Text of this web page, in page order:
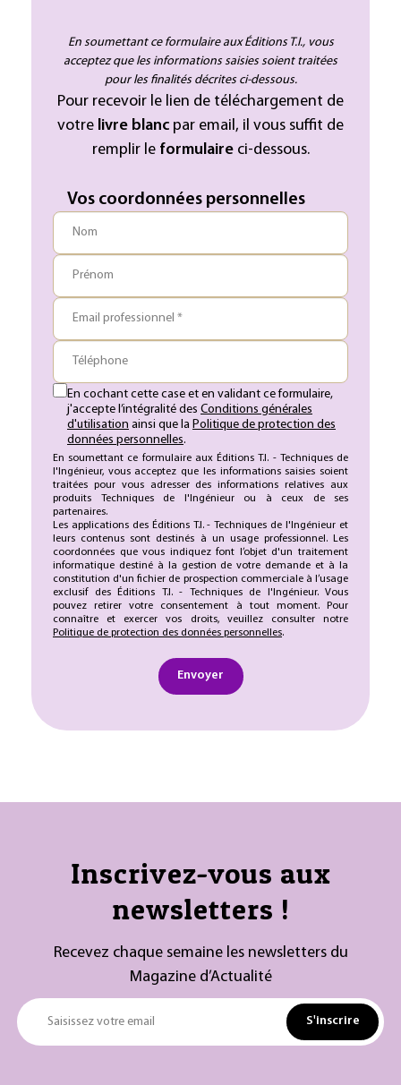
En soumettant ce formulaire aux Éditions T.I., vous
acceptez que les informations saisies soient traitées
pour les finalités décrites ci-dessous.
Pour recevoir le lien de téléchargement de
votre livre blanc par email, il vous suffit de
remplir le formulaireci-dessous.
Vos coordonnées personnelles
Nom
Prénom
Email professionnel *
Téléphone
En cochant cette case et en validant ce formulaire,
j'accepte l’intégralité des Conditions générales
d'utilisation ainsi que la Politique de protection des
données personnelles.
En soumettant ce formulaire aux Éditions T.I. - Techniques de
l'Ingénieur, vous acceptez que les informations saisies soient
traitées pour vous adresser des informations relatives aux
produits Techniques de l'Ingénieur ou à ceux de ses
partenaires.
Les applications des Éditions T.I. - Techniques de l'Ingénieur et
leurs contenus sont destinés à un usage professionnel. Les
coordonnées que vous indiquez font l’objet d'un traitement
informatique destiné à la gestion de votre demande et à la
constitution d'un fichier de prospection commerciale à l’usage
exclusif des Éditions T.I. - Techniques de l'Ingénieur. Vous
pouvez retirer votre consentement à tout moment. Pour
connaître et exercer vos droits, veuillez consulter notre
Politique de protection des données personnelles.
Envoyer
Inscrivez-vous aux
newsletters !
Recevez chaque semaine les newsletters du
Magazine d’Actualité
Saisissez votre email S'inscrire